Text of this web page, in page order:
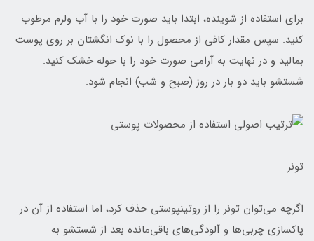
برای استفاده از شوینده، ابتدا باید صورت خود را با آب ولرم مرطوب
کنید. سپس مقدار کافی از محصول را با نوک انگشتان بر روی پوست
بمالید و در نهایت به آرامی صورت خود را با حوله خشک کنید.
شستشو باید دو بار در روز (صبح و شب) انجام شود.
تونر
اگرچه می‌توان تونر را از روتینپوستی حذف کرد، اما استفاده از آن در
پاکسازی چربی‌ها و آلودگی‌های باقی‌مانده بعد از شستشو به